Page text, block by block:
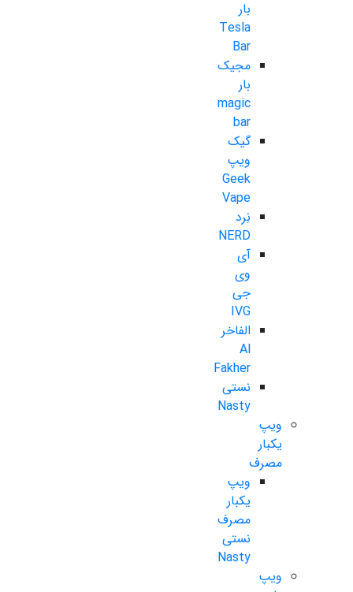
بار
Tesla
Bar
مجیک
بار
magic
bar
گیک
ویپ
Geek
Vape
نِرد
NERD
آی
وی
جی
IVG
الفاخر
Al
Fakher
نستی
Nasty
ویپ
یکبار
مصرف
ویپ
یکبار
مصرف
نستی
Nasty
ویپ